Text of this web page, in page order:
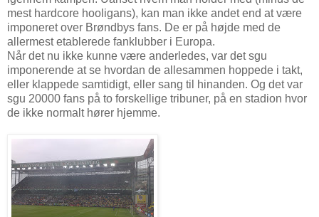
mest hardcore hooligans), kan man ikke andet end at være
imponeret over Brøndbys fans. De er på højde med de
allermest etablerede fanklubber i Europa.
Når det nu ikke kunne være anderledes, var det sgu
imponerende at se hvordan de allesammen hoppede i takt,
eller klappede samtidigt, eller sang til hinanden. Og det var
sgu 20000 fans på to forskellige tribuner, på en stadion hvor
de ikke normalt hører hjemme.